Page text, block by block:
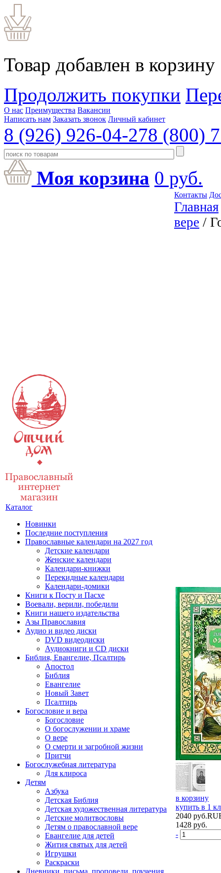
Товар добавлен в корзину
Продолжить покупки
О нас Преимущества Вакансии
Написать нам Заказать звонок Личный кабинет
8 (926) 926-04-278 (800)
Моя корзина 0 руб.
Каталог
Новинки
Последние поступления
Православные календари на 2027 год
Детские календари
Женские календари
Календари-книжки
Перекидные календари
Календари-домики
Книги к Посту и Пасхе
Воевали, верили, победили
Книги нашего издательства
Азы Православия
Аудио и видео диски
DVD видеодиски
Аудиокниги и CD диски
Библия, Евангелие, Псалтирь
Апостол
Библия
Евангелие
Новый Завет
Псалтирь
Богословие и вера
Богословие
О богослужении и храме
О вере
О смерти и загробной жизни
Притчи
Богослужебная литература
Для клироса
Детям
Азбука
Детская Библия
Детская художественная литература
Детские молитвословы
Детям о православной вере
Евангелие для детей
Жития святых для детей
Игрушки
Раскраски
Дневники, письма, проповеди, поучения
Контакты
Главная
вере /
в корзину
купить в 1
2040 руб.
1428 руб.
-